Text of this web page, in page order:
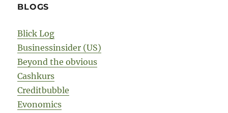
BLOGS
Blick Log
Businessinsider (US)
Beyond the obvious
Cashkurs
Creditbubble
Evonomics